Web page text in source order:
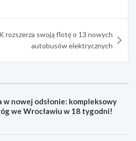
rozszerza swoją flotę o 13 nowych
autobusów elektrycznych
w nowej odsłonie: kompleksowy
we Wrocławiu w 18 tygodni!